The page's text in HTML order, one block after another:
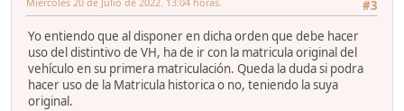
#3
Yo entiendo que al disponer en dicha orden que debe hacer
uso del distintivo de VH, ha de ir con la matricula original del
vehículo en su primera matriculación. Queda la duda si podra
hacer uso de la Matricula historica o no, teniendo la suya
original.